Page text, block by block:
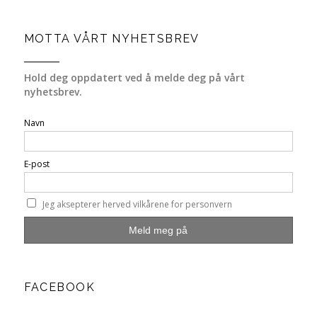
MOTTA VÅRT NYHETSBREV
Hold deg oppdatert ved å melde deg på vårt
nyhetsbrev.
Navn
E-post
Jeg aksepterer herved vilkårene for personvern
FACEBOOK